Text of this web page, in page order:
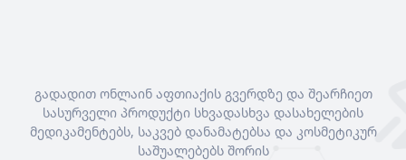
გადადით ონლაინ აფთიაქის გვერდზე და შეარჩიეთ
სასურველი პროდუქტი სხვადასხვა დასახელების
მედიკამენტებს, საკვებ დანამატებსა და კოსმეტიკურ
საშუალებებს შორის